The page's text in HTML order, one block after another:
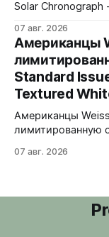
Solar Chronograph -
у TSC-40BKBKYE
циферблате, у
циферблат.
цвете. Часы
ремешком.
07 авг. 2026
Американцы
Standard
Textured
Американцы
лимитированную
честь пяти лет
часовая,
BGW9
07 авг. 2026